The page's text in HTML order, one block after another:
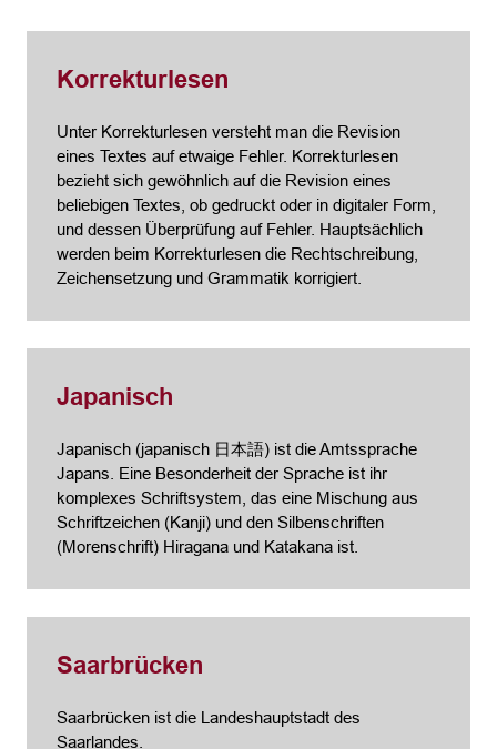
Korrekturlesen
Unter Korrekturlesen versteht man die Revision
eines Textes auf etwaige Fehler. Korrekturlesen
bezieht sich gewöhnlich auf die Revision eines
beliebigen Textes, ob gedruckt oder in digitaler Form,
und dessen Überprüfung auf Fehler. Hauptsächlich
werden beim Korrekturlesen die Rechtschreibung,
Zeichensetzung und Grammatik korrigiert.
Japanisch
Japanisch (japanisch 日本語) ist die Amtssprache
Japans. Eine Besonderheit der Sprache ist ihr
komplexes Schriftsystem, das eine Mischung aus
Schriftzeichen (Kanji) und den Silbenschriften
(Morenschrift) Hiragana und Katakana ist.
Saarbrücken
Saarbrücken ist die Landeshauptstadt des
Saarlandes.